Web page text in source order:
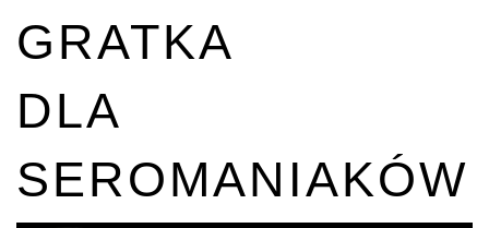
GRATKA
DLA
SEROMANIAKÓW